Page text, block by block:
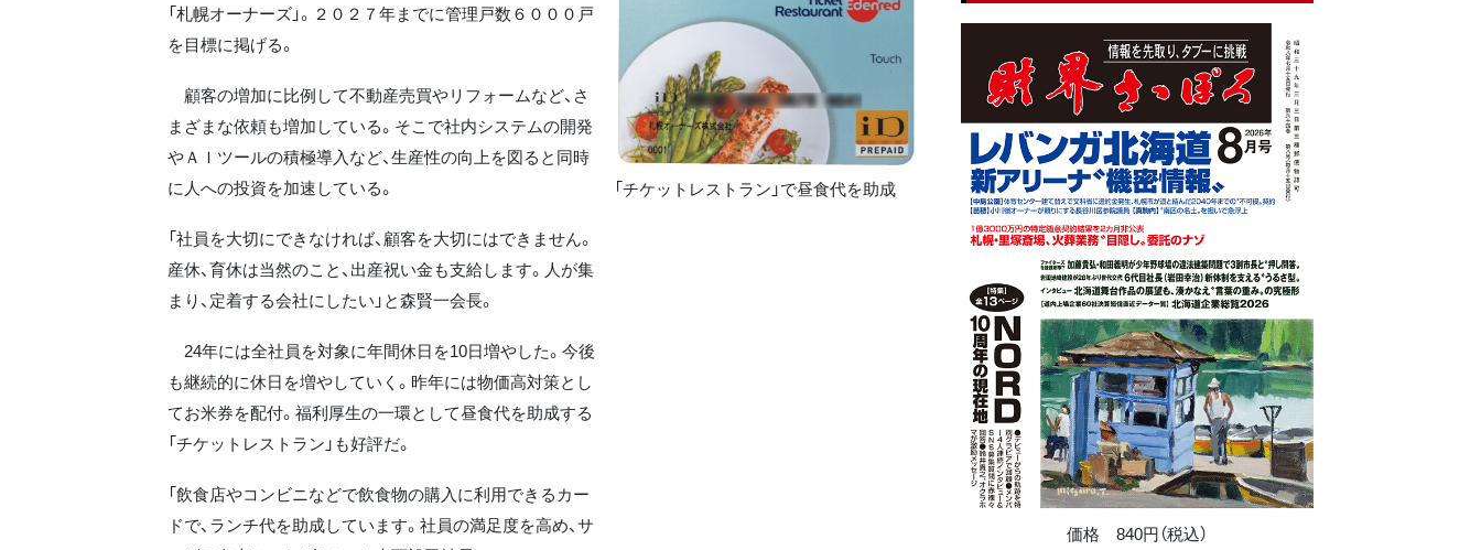
「札幌オーナーズ」。２０２７年までに管理戸数６０００戸
を目標に掲げる。
顧客の増加に比例して不動産売買やリフォームなど、さ
まざまな依頼も増加している。そこで社内システムの開発
やＡＩツールの積極導入など、生産性の向上を図ると同時
に人への投資を加速している。
「社員を大切にできなければ、顧客を大切にはできません。
産休、育休は当然のこと、出産祝い金も支給します。人が集
まり、定着する会社にしたい」と森賢一会長。
24年には全社員を対象に年間休日を10日増やした。今後
も継続的に休日を増やしていく。昨年には物価高対策とし
てお米券を配付。福利厚生の一環として昼食代を助成する
「チケットレストラン」も好評だ。
「飲食店やコンビニなどで飲食物の購入に利用できるカー
ドで、ランチ代を助成しています。社員の満足度を高め、サ
「チケットレストラン」で昼食代を助成
価格 840円（税込）